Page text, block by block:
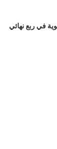
في ربع نهائي